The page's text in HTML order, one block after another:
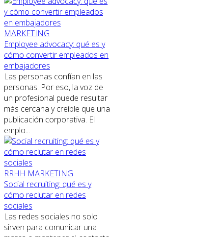
MARKETING
Employee advocacy: qué es y
cómo convertir empleados en
embajadores
Las personas confían en las
personas. Por eso, la voz de
un profesional puede resultar
más cercana y creíble que una
publicación corporativa. El
emplo...
RRHH MARKETING
Social recruiting: qué es y
cómo reclutar en redes
sociales
Las redes sociales no solo
sirven para comunicar una